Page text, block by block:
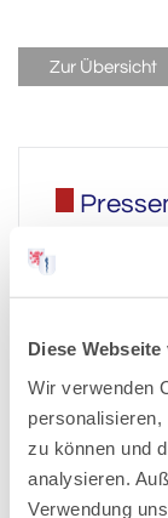
Diese
Wir verwenden
zu können und
analysieren.
Verwendung
Zur Übersicht
2026
2025
2024
2023